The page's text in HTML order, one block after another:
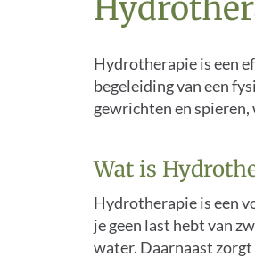
Hydrotherapie is een
begeleiding van een
gewrichten en
Wat is
Hydrotherapie is een
je geen last hebt van
water. Daarnaast